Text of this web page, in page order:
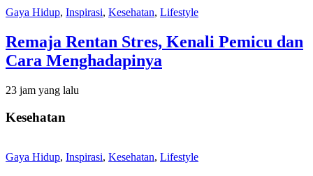
Gaya Hidup, Inspirasi, Kesehatan, Lifestyle
Remaja Rentan Stres, Kenali Pemicu dan
Cara Menghadapinya
23 jam yang lalu
Kesehatan
Gaya Hidup, Inspirasi, Kesehatan, Lifestyle